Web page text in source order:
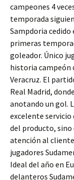
campeones 4
temporada
Sampdoria cedido
primeras
goleador. Único
historia campeón
Veracruz. El
Real Madrid,
anotando un gol.
excelente
del producto,
atención al cliente
jugadores
Ideal del año en
delanteros